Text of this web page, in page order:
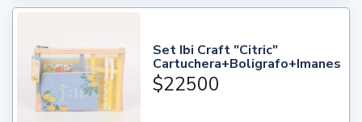
Set Ibi Craft "Citric"
Cartuchera+Boligrafo+Imanes
$22500